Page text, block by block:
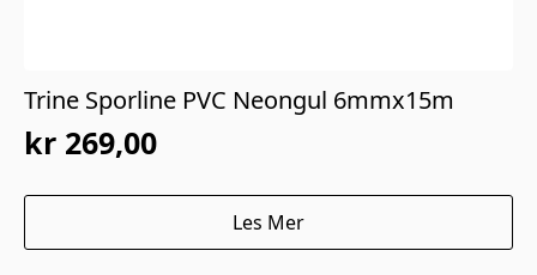
Trine Sporline PVC Neongul 6mmx15m
kr 269,00
Les Mer